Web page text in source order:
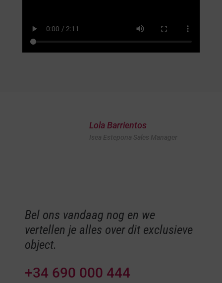
Lola Barrientos
Bel ons vandaag nog en we
vertellen je alles over dit exclusieve
object.
+34 690 000 444